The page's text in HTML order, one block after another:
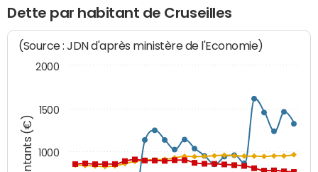
Dette par habitant de Cruseilles
Montants (€)
(Source : JDN d'après ministère de l'Economie)
1000
1500
2000